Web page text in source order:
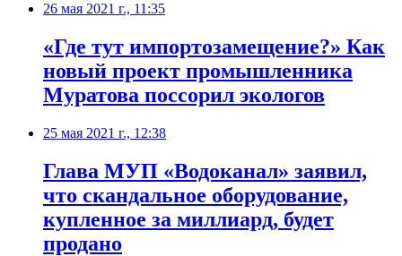
26 мая 2021 г., 11:35
«Где тут импортозамещение?» Как
новый проект промышленника
Муратова поссорил экологов
25 мая 2021 г., 12:38
​Глава МУП «Водоканал» заявил,
что скандальное оборудование,
купленное за миллиард, будет
продано